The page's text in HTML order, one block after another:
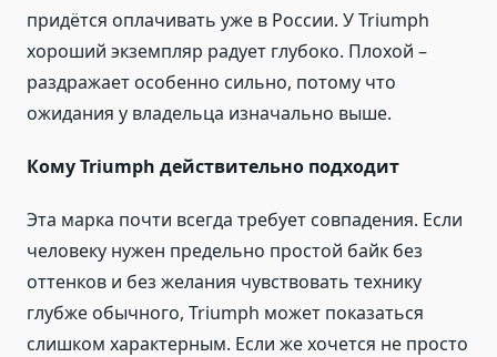
придётся оплачивать уже в России. У Triumph
хороший экземпляр радует глубоко. Плохой –
раздражает особенно сильно, потому что
ожидания у владельца изначально выше.
Кому Triumph действительно подходит
Эта марка почти всегда требует совпадения. Если
человеку нужен предельно простой байк без
оттенков и без желания чувствовать технику
глубже обычного, Triumph может показаться
слишком характерным. Если же хочется не просто